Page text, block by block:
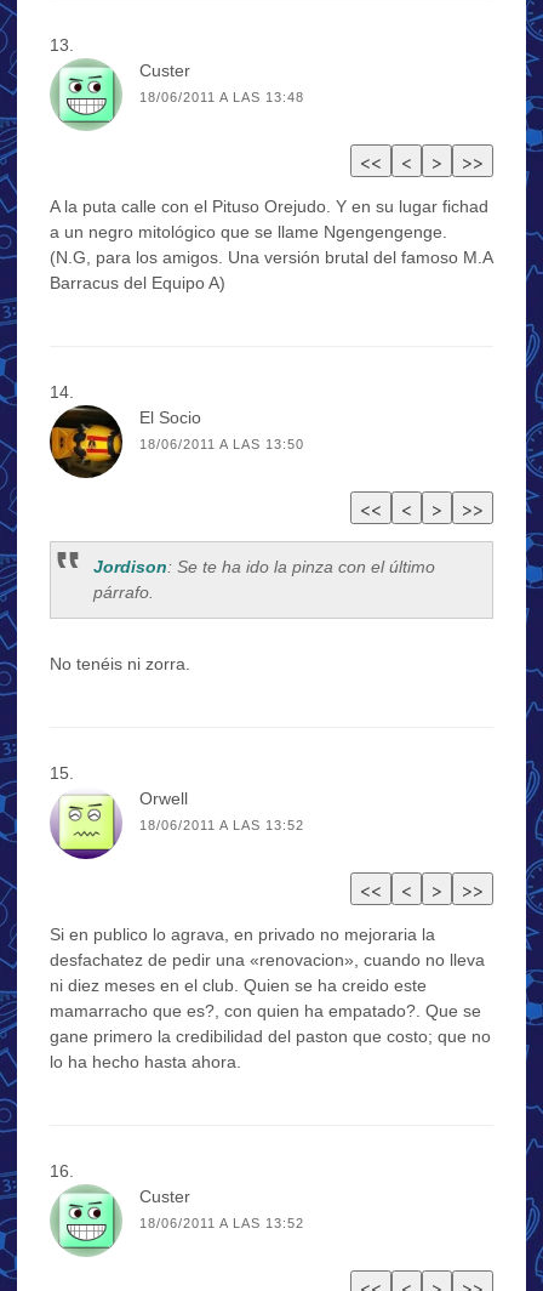
Custer
18/06/2011 A LAS 13:48
A la puta calle con el Pituso Orejudo. Y en su lugar fichad
a un negro mitológico que se llame Ngengengenge.
(N.G, para los amigos. Una versión brutal del famoso M.A
Barracus del Equipo A)
El Socio
18/06/2011 A LAS 13:50
Jordison: Se te ha ido la pinza con el último
párrafo.
No tenéis ni zorra.
Orwell
18/06/2011 A LAS 13:52
Si en publico lo agrava, en privado no mejoraria la
desfachatez de pedir una «renovacion», cuando no lleva
ni diez meses en el club. Quien se ha creido este
mamarracho que es?, con quien ha empatado?. Que se
gane primero la credibilidad del paston que costo; que no
lo ha hecho hasta ahora.
Custer
18/06/2011 A LAS 13:52